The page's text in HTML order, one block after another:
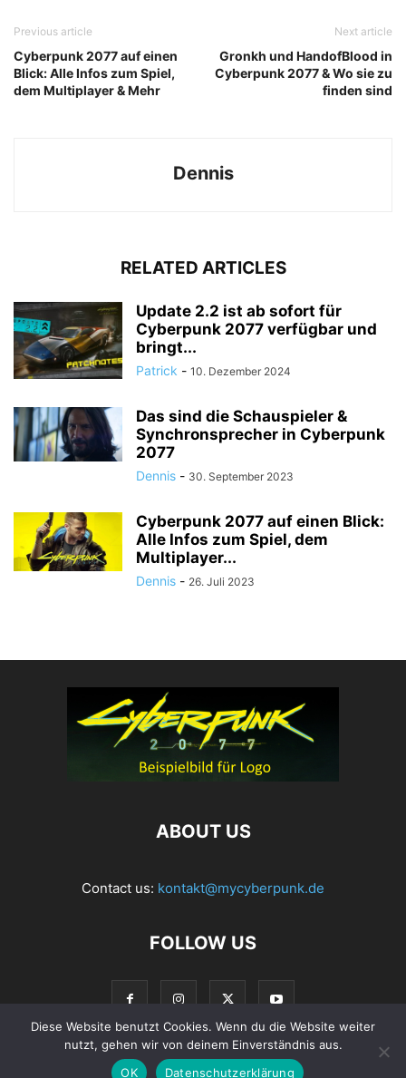
Previous article
Cyberpunk 2077 auf einen
Blick: Alle Infos zum Spiel,
dem Multiplayer & Mehr
Next article
Gronkh und HandofBlood in
Cyberpunk 2077 & Wo sie zu
finden sind
Dennis
RELATED ARTICLES
Update 2.2 ist ab sofort für
Cyberpunk 2077 verfügbar und
bringt...
Patrick - 10. Dezember 2024
Das sind die Schauspieler &
Synchronsprecher in Cyberpunk
2077
Dennis - 30. September 2023
Cyberpunk 2077 auf einen Blick:
Alle Infos zum Spiel, dem
Multiplayer...
Dennis - 26. Juli 2023
ABOUT US
Contact us: kontakt@mycyberpunk.de
FOLLOW US
© Copyright 2022 MyCyberpunk.de
Diese Website benutzt Cookies. Wenn du die Website weiter
nutzt, gehen wir von deinem Einverständnis aus.
OK
Datenschutzerklärung